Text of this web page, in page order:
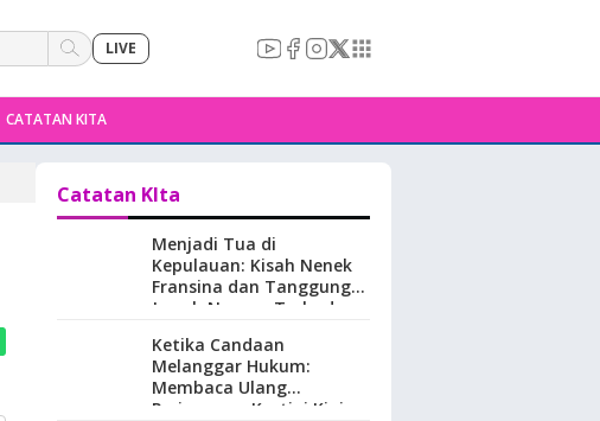
LIVE
CATATAN KITA
Catatan KIta
Menjadi Tua di
Kepulauan: Kisah Nenek
Fransina dan Tanggung
Jawab Negara Terhadap
Maluku.
Ketika Candaan
Melanggar Hukum:
Membaca Ulang
Perjuangan Kartini Kini